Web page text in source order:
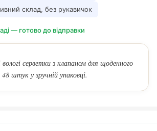
склад, без рукавичок
— готово до відправки
вологі серветки з клапаном для щоденного
штук у зручній упаковці.